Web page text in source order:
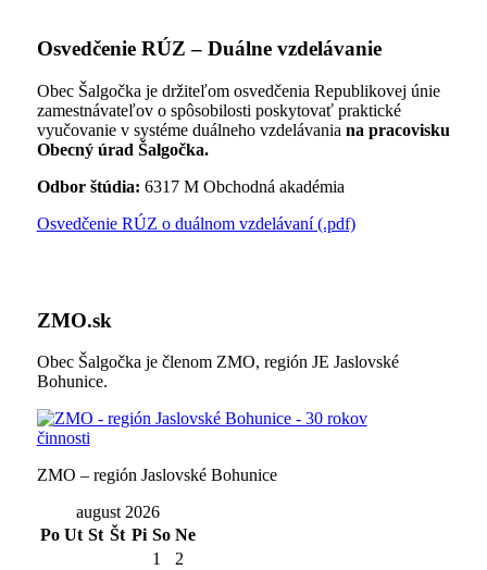
Osvedčenie RÚZ – Duálne vzdelávanie
Obec Šalgočka je držiteľom osvedčenia Republikovej únie
zamestnávateľov o spôsobilosti poskytovať praktické
vyučovanie v systéme duálneho vzdelávania na pracovisku
Obecný úrad Šalgočka.
Odbor štúdia: 6317 M Obchodná akadémia
Osvedčenie RÚZ o duálnom vzdelávaní (.pdf)
ZMO.sk
Obec Šalgočka je členom ZMO, región JE Jaslovské
Bohunice.
ZMO – región Jaslovské Bohunice
august 2026
Po Ut St Št Pi So Ne
1
2